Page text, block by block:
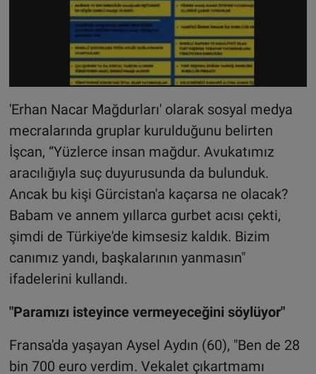
'Erhan Nacar Mağdurları' olarak sosyal medya
mecralarında gruplar kurulduğunu belirten
İşcan, “Yüzlerce insan mağdur. Avukatımız
aracılığıyla suç duyurusunda da bulunduk.
Ancak bu kişi Gürcistan'a kaçarsa ne olacak?
Babam ve annem yıllarca gurbet acısı çekti,
şimdi de Türkiye'de kimsesiz kaldık. Bizim
canımız yandı, başkalarının yanmasın"
ifadelerini kullandı.
"Paramızı isteyince vermeyeceğini söylüyor"
Fransa'da yaşayan Aysel Aydın (60), "Ben de 28
bin 700 euro verdim. Vekalet çıkartmamı